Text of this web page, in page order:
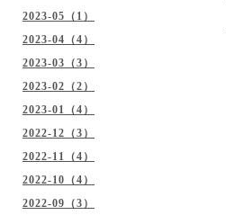
2023-05（1）
2023-04（4）
2023-03（3）
2023-02（2）
2023-01（4）
2022-12（3）
2022-11（4）
2022-10（4）
2022-09（3）